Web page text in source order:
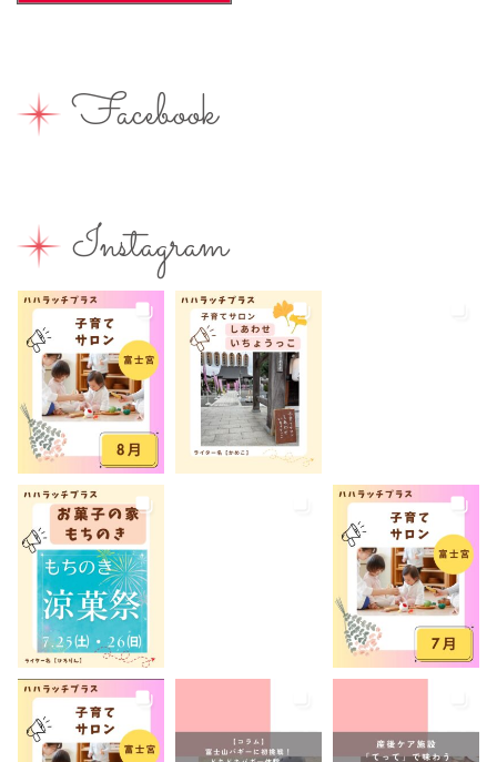
子連れ 子連れOK
富士山本宮浅間大社 小学生
屋外イベント 幼児 幼稚園 広報ふじのみや
弁当 我が家のコロナ対策 手土産
撮影スポット 有料
未就学児 水遊び 求人 洋菓子
産後ケア 病児保育 病後児保育
美容 老舗店 観光地
託児あり 託児有り 転入ママ
防災 離乳食持ち込みOK 雨でも遊べる
音楽 養成講座
Facebook
Instagram